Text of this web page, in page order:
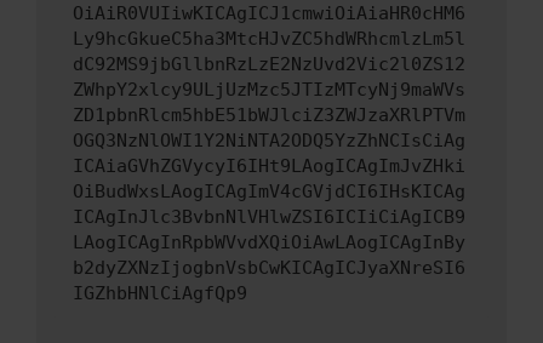
OiAiR0VUIiwKICAgICJ1cmwiOiAiaHR0cHM6
Ly9hcGkueC5ha3MtcHJvZC5hdWRhcmlzLm5l
dC92MS9jbGllbnRzLzE2NzUvd2Vic2l0ZS12
ZWhpY2xlcy9ULjUzMzc5JTIzMTcyNj9maWVs
ZD1pbnRlcm5hbE51bWJlciZ3ZWJzaXRlPTVm
OGQ3NzNlOWI1Y2NiNTA2ODQ5YzZhNCIsCiAg
ICAiaGVhZGVycyI6IHt9LAogICAgImJvZHki
OiBudWxsLAogICAgImV4cGVjdCI6IHsKICAg
ICAgInJlc3BvbnNlVHlwZSI6ICIiCiAgICB9
LAogICAgInRpbWVvdXQiOiAwLAogICAgInBy
b2dyZXNzIjogbnVsbCwKICAgICJyaXNreSI6
IGZhbHNlCiAgfQp9